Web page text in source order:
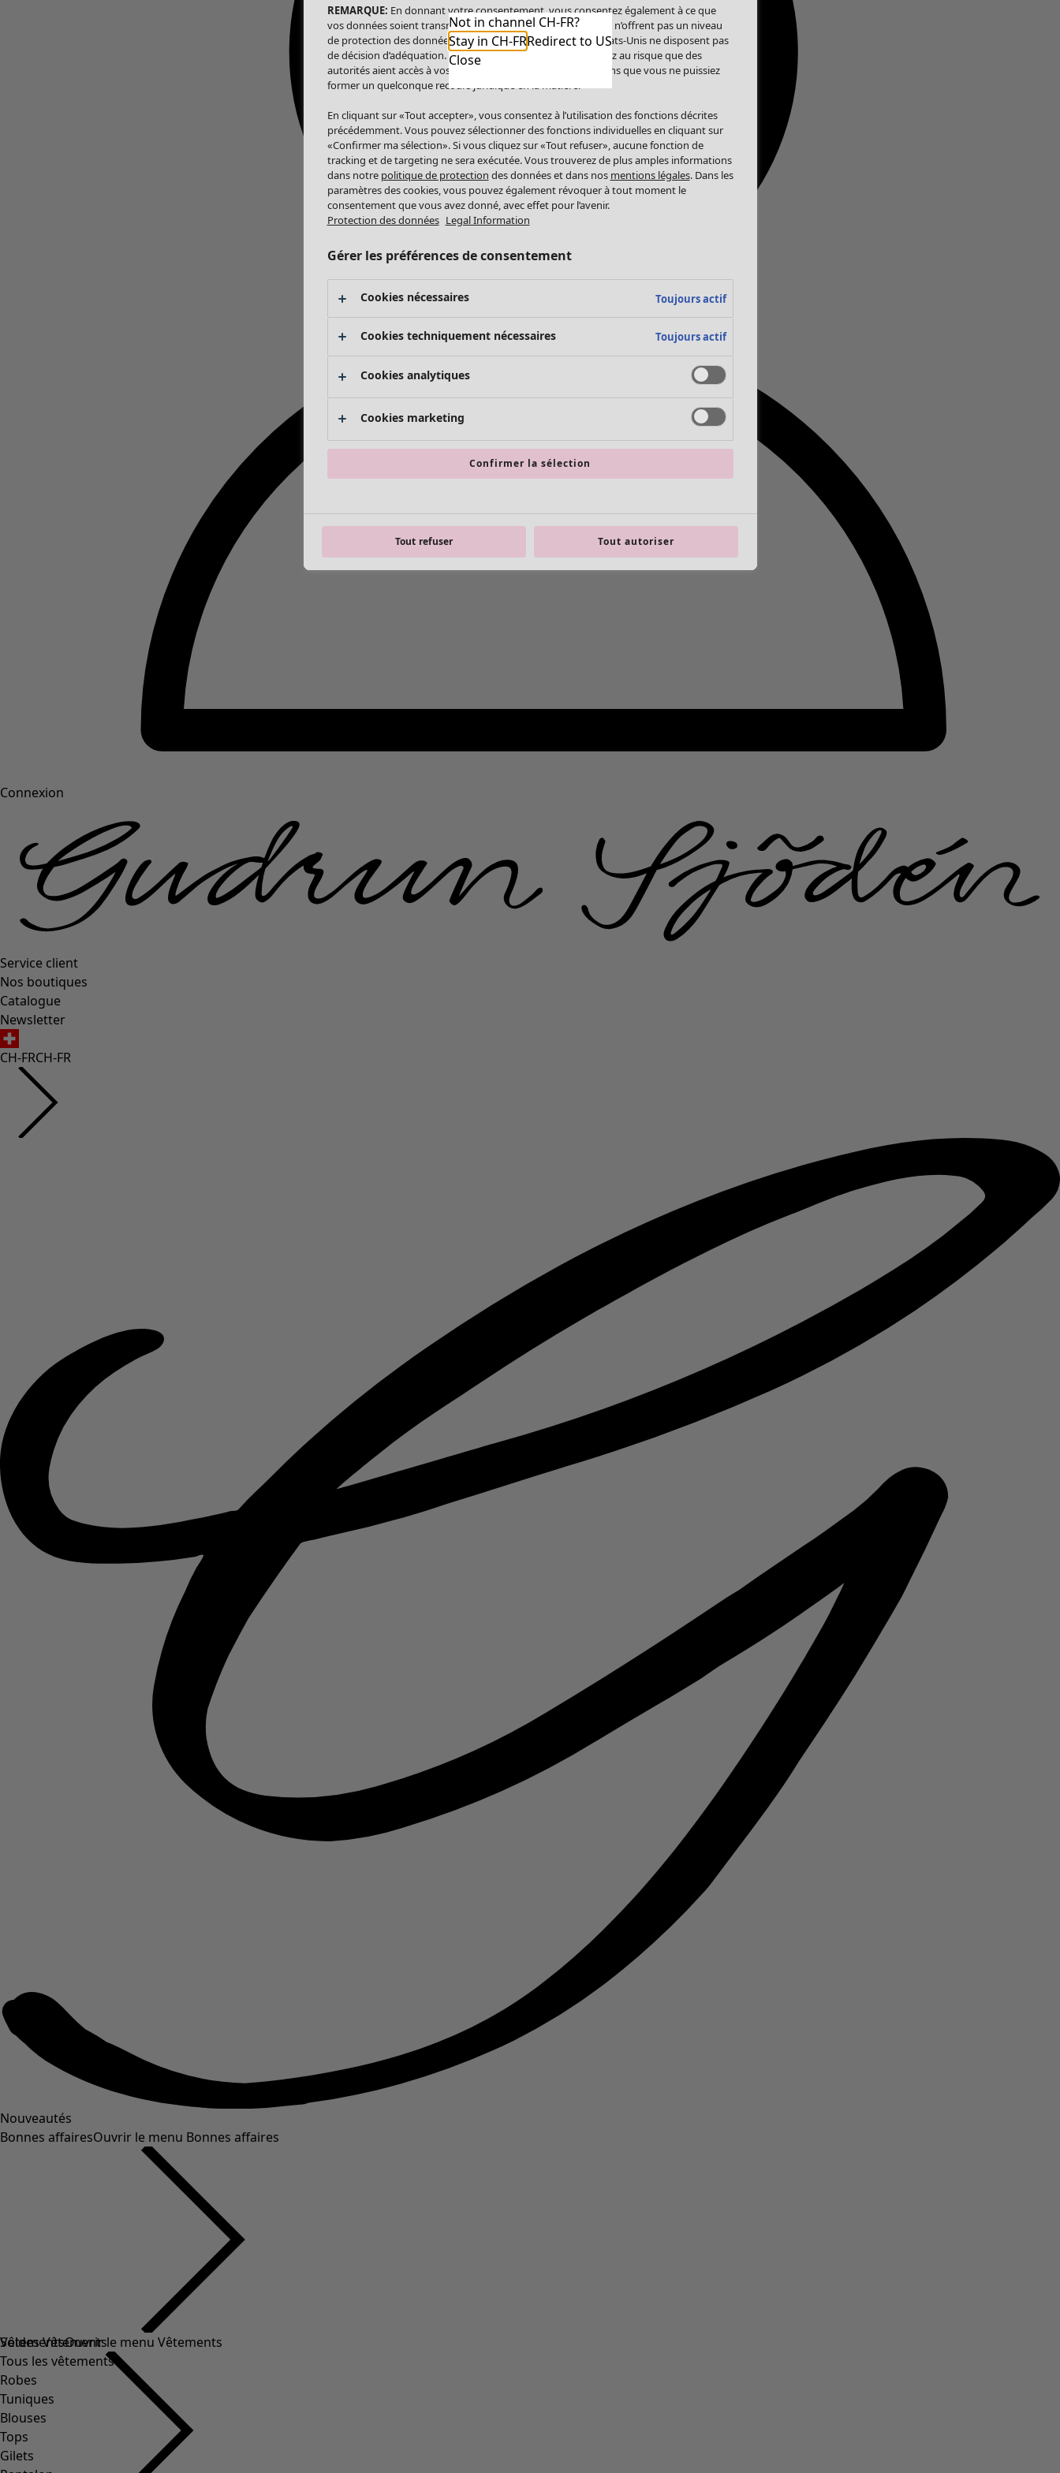
Connexion
Service client
Nos boutiques
Catalogue
Newsletter
CH-FRCH-FR
Nouveautés
Bonnes affairesOuvrir le menu Bonnes affaires
Soldes Vêtements
Tous les vêtements
Robes
Tuniques
Blouses
Tops
Gilets
VêtementsOuvrir le menu Vêtements
Not in channel CH-FR?
Stay in CH-FRRedirect to US
Close
REMARQUE: En donnant votre consentement, vous consentez également à ce que
vos données soient transmises aux États-Unis. Les États-Unis n’offrent pas un niveau
de protection des données comparable à celui de l’UE. Les États-Unis ne disposent pas
de décision d’adéquation. Par conséquent, vous vous exposez au risque que des
autorités aient accès à vos données à caractère personnel sans que vous ne puissiez
former un quelconque recours juridique en la matière.
En cliquant sur «Tout accepter», vous consentez à l’utilisation des fonctions décrites
précédemment. Vous pouvez sélectionner des fonctions individuelles en cliquant sur
«Confirmer ma sélection». Si vous cliquez sur «Tout refuser», aucune fonction de
tracking et de targeting ne sera exécutée. Vous trouverez de plus amples informations
dans notre politique de protection des données et dans nos mentions légales. Dans les
paramètres des cookies, vous pouvez également révoquer à tout moment le
consentement que vous avez donné, avec effet pour l’avenir.
Protection des données Legal Information
Gérer les préférences de consentement
Cookies nécessaires Toujours actif
Cookies techniquement nécessaires Toujours actif
Cookies analytiques
Cookies marketing
Confirmer la sélection
Tout refuser Tout autoriser